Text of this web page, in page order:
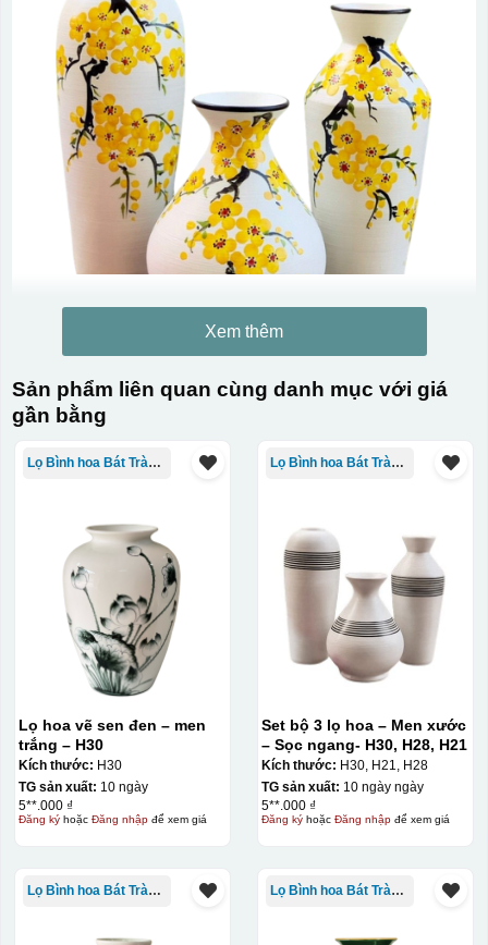
Xem thêm
Sản phẩm liên quan cùng danh mục với giá
gần bằng
Lọ Bình hoa Bát Tràng in logo
Lọ hoa vẽ sen đen – men
trắng – H30
Kích thước: H30
TG sản xuất: 10 ngày
5**.000 ₫
Đăng kýhoặc Đăng nhậpđể xem giá
Lọ Bình hoa Bát Tràng in logo
Set bộ 3 lọ hoa – Men xước
– Sọc ngang- H30, H28, H21
Kích thước: H30, H21, H28
TG sản xuất: 10 ngày ngày
5**.000 ₫
Đăng kýhoặc Đăng nhậpđể xem giá
Lọ Bình hoa Bát Tràng in logo Lọ Bình hoa Bát Tràng in logo